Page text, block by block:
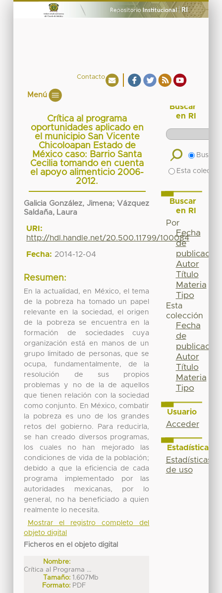
Contacto
Menú
Crítica al programa
oportunidades aplicado en
el municipio San Vicente
Chicoloapan Estado de
México caso: Barrio Santa
Cecilia tomando en cuenta
el apoyo alimenticio 2006-
2012.
Galicia González, Jimena; Vázquez
Saldaña, Laura
URI:
http://hdl.handle.net/20.500.11799/100084
Fecha: 2014-12-04
Resumen:
En la actualidad, en México, el tema
de la pobreza ha tomado un papel
relevante en la sociedad, el origen
de la pobreza se encuentra en la
formación de sociedades cuya
organización está en manos de un
grupo limitado de personas, que se
ocupa, fundamentalmente, de la
resolución de sus propios
problemas y no de la de aquellos
que tienen relación con la sociedad
como conjunto. En México, combatir
la pobreza es uno de los grandes
retos del gobierno. Para reducirla,
se han creado diversos programas,
los cuales no han mejorado las
condiciones de vida de la población;
debido a que la eficiencia de cada
programa implementado por las
autoridades mexicanas, por lo
general, no ha beneficiado a quien
realmente lo necesita.
Mostrar el registro completo del
objeto digital
Ficheros en el objeto digital
Nombre:
Crítica al Programa ...
Tamaño: 1.607Mb
Formato: PDF
Buscar
en RI
Buscar
Esta
Buscar
en RI
Por
Fecha
de
publicación
Autor
Título
Materia
Tipo
Esta
colección
Fecha
de
publicación
Autor
Título
Materia
Tipo
Usuario
Acceder
Estadísticas
Estadísticas
de uso